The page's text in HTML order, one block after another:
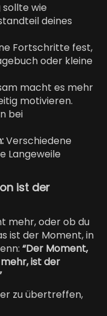
sollte wie
deines
Fortschritte fest,
oder kleine
macht es mehr
motivieren.
bei
Verschiedene
Langeweile
ist der
mehr, oder ob du
ist der Moment, in
“Der Moment,
ist der
zu übertreffen,